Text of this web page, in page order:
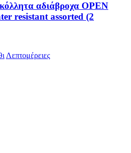
αδιάβροχα OPEN
resistant assorted (2
Λεπτομέρειες